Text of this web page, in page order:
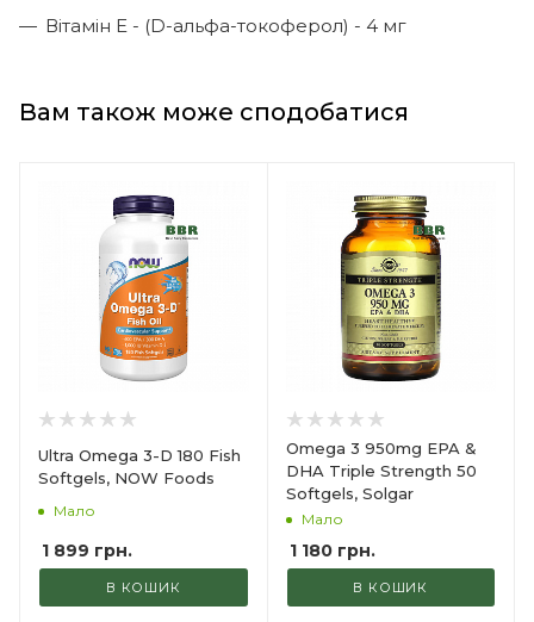
Вітамін Е - (D-альфа-токоферол) - 4 мг
Вам також може сподобатися
Ultra Omega 3-D 180 Fish
Softgels, NOW Foods
Мало
1 899 грн.
В КОШИК
Omega 3 950mg EPA &
DHA Triple Strength 50
Softgels, Solgar
Мало
1 180грн.
В КОШИК